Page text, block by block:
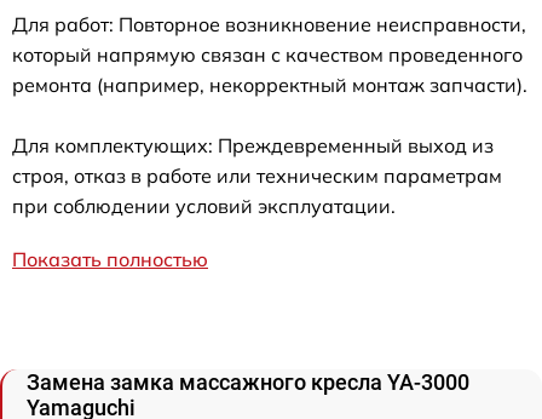
Для работ: Повторное возникновение неисправности,
который напрямую связан с качеством проведенного
ремонта (например, некорректный монтаж запчасти).
Для комплектующих: Преждевременный выход из
строя, отказ в работе или техническим параметрам
при соблюдении условий эксплуатации.
Показать полностью
Замена замка массажного кресла YA-3000
Yamaguchi